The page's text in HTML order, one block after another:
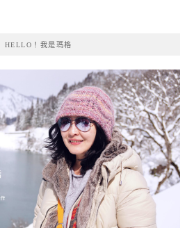
HELLO！我是瑪格